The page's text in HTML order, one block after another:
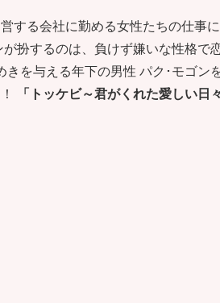
する会社に勤める女性たちの仕事に
扮するのは、負けず嫌いな性格で
を与える年下の男性 パク･モゴン
「トッケビ～君がくれた愛しい日